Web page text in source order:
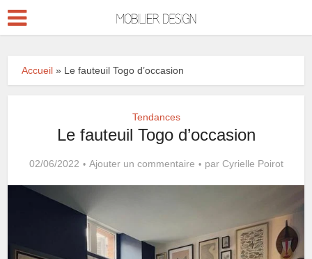
Accueil » Le fauteuil Togo d’occasion
Tendances
Le fauteuil Togo d’occasion
02/06/2022 Ajouter un commentaire par Cyrielle Poirot